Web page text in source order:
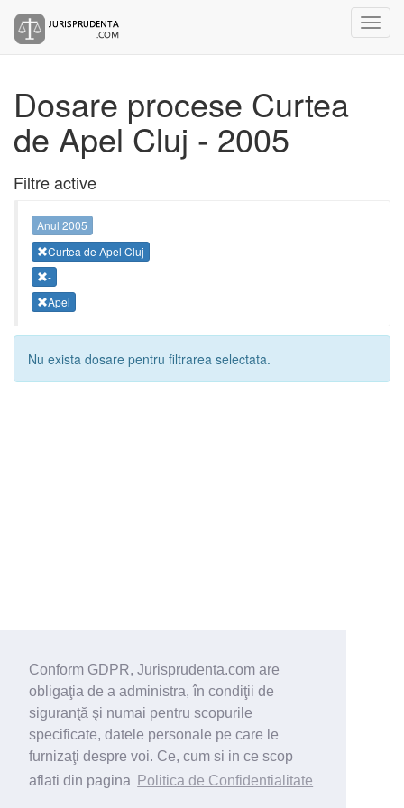
Conform GDPR, Jurisprudenta.com are
obligaţia de a administra, în condiţii de
siguranţă şi numai pentru scopurile
specificate, datele personale pe care le
furnizaţi despre voi. Ce, cum si in ce scop
aflati din pagina
Politica de Confidentialitate
Dosare procese Curtea
de Apel Cluj - 2005
Filtre active
Anul 2005
Curtea de Apel Cluj
-
Apel
Nu exista dosare pentru filtrarea selectata.